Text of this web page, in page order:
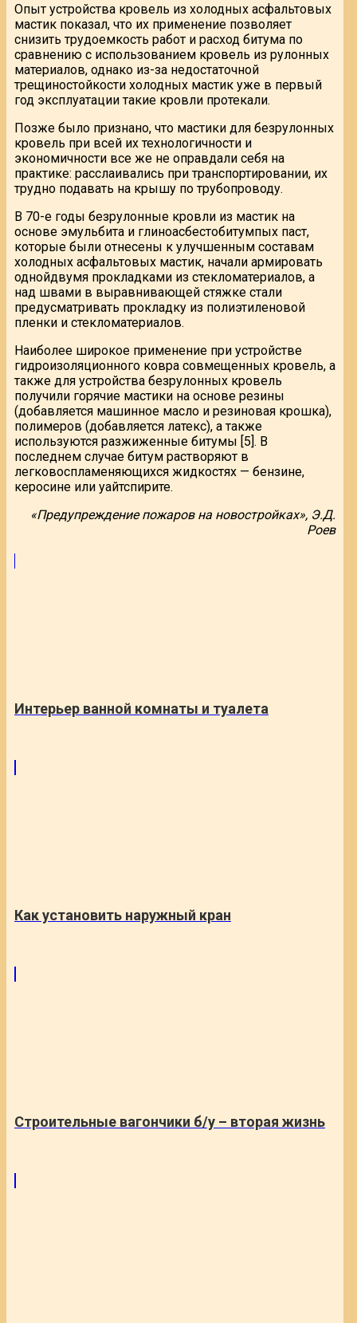
Опыт устройства кровель из холодных асфальтовых
мастик показал, что их применение позволяет
снизить трудоемкость работ и расход битума по
сравнению с использованием кровель из рулонных
материалов, однако из-за недостаточной
трещиностойкости холодных мастик уже в первый
год эксплуатации такие кровли протекали.
Позже было признано, что мастики для безрулонных
кровель при всей их технологичности и
экономичности все же не оправдали себя на
практике: расслаивались при транспортировании, их
трудно подавать на крышу по трубопроводу.
В 70-е годы безрулонные кровли из мастик на
основе эмульбита и глиноасбестобитумпых паст,
которые были отнесены к улучшенным составам
холодных асфальтовых мастик, начали армировать
однойдвумя прокладками из стекломатериалов, а
над швами в выравнивающей стяжке стали
предусматривать прокладку из полиэтиленовой
пленки и стекломатериалов.
Наиболее широкое применение при устройстве
гидроизоляционного ковра совмещенных кровель, а
также для устройства безрулонных кровель
получили горячие мастики на основе резины
(добавляется машинное масло и резиновая крошка),
полимеров (добавляется латекс), а также
используются разжиженные битумы [5]. В
последнем случае битум растворяют в
легковоспламеняющихся жидкостях — бензине,
керосине или уайтспирите.
«Предупреждение пожаров на новостройках», Э.Д.
Роев
Интерьер ванной комнаты и туалета
Как установить наружный кран
Строительные вагончики б/у – вторая жизнь